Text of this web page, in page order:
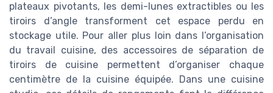
plateaux pivotants, les demi-lunes extractibles ou les
tiroirs d’angle transforment cet espace perdu en
stockage utile. Pour aller plus loin dans l’organisation
du travail cuisine, des accessoires de séparation de
tiroirs de cuisine permettent d’organiser chaque
centimètre de la cuisine équipée. Dans une cuisine